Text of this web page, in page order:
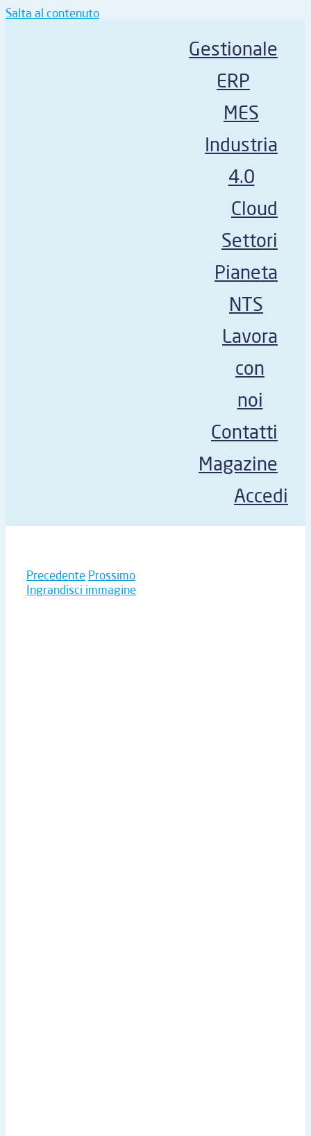
Salta al contenuto
Gestionale
ERP
MES
Industria
4.0
Cloud
Settori
Pianeta
NTS
Lavora
con
noi
Contatti
Magazine
Accedi
Precedente Prossimo
Ingrandisci immagine